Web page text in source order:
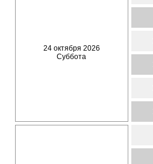
24 октября 2026
Суббота